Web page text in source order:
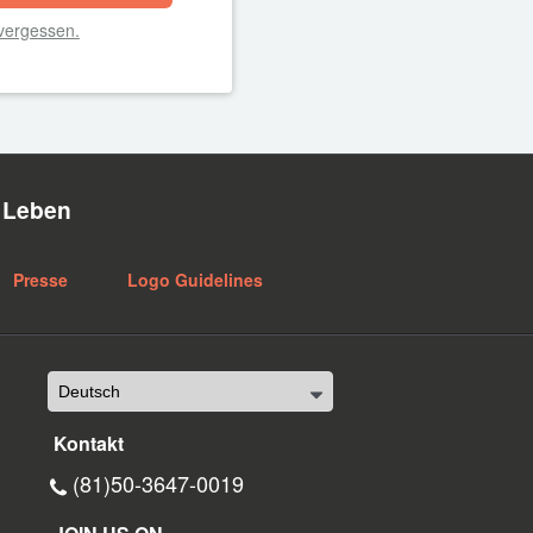
Presse Logo Guidelines
Kontakt
(81)50-3647-0019